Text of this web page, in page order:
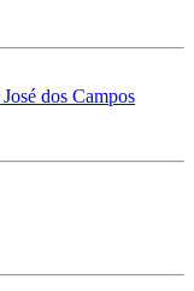
dos Campos